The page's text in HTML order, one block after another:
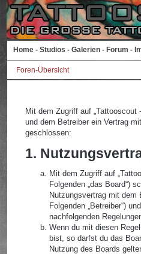
Home - Studios - Galerien - Forum -
Foren-Übersicht
Mit dem Zugriff auf „Tattooscout
und dem Betreiber ein Vertrag
geschlossen:
1.
Mit dem Zugriff auf
Folgenden „das Board“)
Nutzungsvertrag mit dem
Folgenden „Betreiber“)
nachfolgenden
Wenn du mit diesen
bist, so darfst du das
Nutzung des Boards